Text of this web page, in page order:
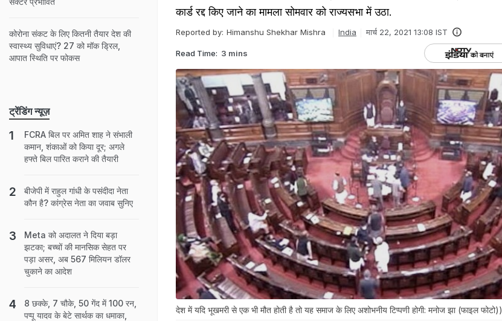
कार्ड रद्द किए जाने का मामला सोमवार को राज्यसभा में उठा.
Reported by: Himanshu Shekhar Mishra India मार्च 22, 2021 13:08 IST
Read Time: 3 mins
देश में यदि भूखमरी से एक भी मौत होती है तो यह समाज के लिए अशोभनीय टिप्पणी होगी: मनोज झा (फाइल फोटो))
कोरोना संकट के लिए कितनी तैयार देश की
स्वास्थ्य सुविधाएं? 27 को मॉक ड्रिल,
आपात स्थिति पर फोकस
ट्रेंडिंग न्यूज़
FCRA बिल पर अमित शाह ने संभाली
कमान, शंकाओं को किया दूर; अगले
हफ्ते बिल पारित कराने की तैयारी
बीजेपी में राहुल गांधी के पसंदीदा नेता
कौन है? कांग्रेस नेता का जवाब सुनिए
Meta को अदालत ने दिया बड़ा
झटका; बच्चों की मानसिक सेहत पर
पड़ा असर, अब 567 मिलियन डॉलर
चुकाने का आदेश
8 छक्के, 7 चौके, 50 गेंद में 100 रन,
पप्पू यादव के बेटे सार्थक का धमाका,